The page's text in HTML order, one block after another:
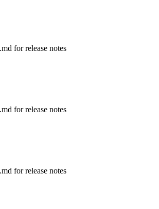
for release notes
for release notes
for release notes